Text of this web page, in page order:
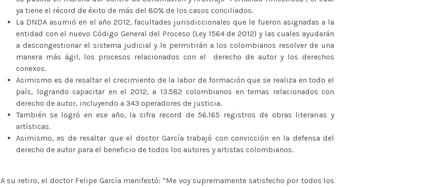
ya tiene el récord de éxito de más del 80% de los casos conciliados.
La DNDA asumió en el año 2012, facultades jurisdiccionales que le fueron asignadas a la
entidad con el nuevo Código General del Proceso (Ley 1564 de 2012) y las cuales ayudarán
a descongestionar el sistema judicial y le permitirán a los colombianos resolver de una
manera más ágil, los procesos relacionados con el derecho de autor y los derechos
conexos.
Asimismo es de resaltar el crecimiento de la labor de formación que se realiza en todo el
país, logrando capacitar en el 2012, a 13.582 colombianos en temas relacionados con
derecho de autor, incluyendo a 343 operadores de justicia.
También se logró en ese año, la cifra record de 56.165 registros de obras literarias y
artísticas.
Asimismo, es de resaltar que el doctor García trabajó con convicción en la defensa del
derecho de autor para el beneficio de todos los autores y artistas colombianos.
A su retiro, el doctor Felipe García manifestó: “Me voy supremamente satisfecho por todos los